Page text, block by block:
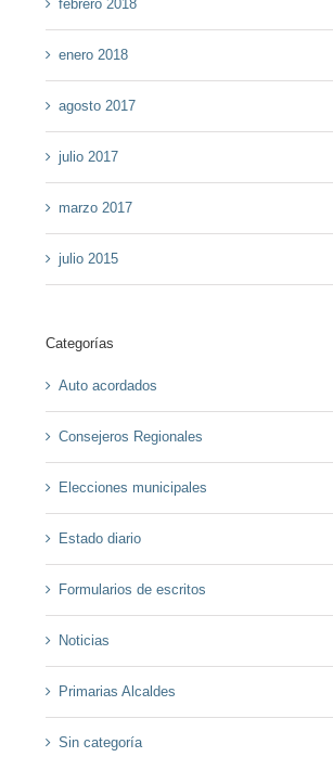
febrero 2018
enero 2018
agosto 2017
julio 2017
marzo 2017
julio 2015
Categorías
Auto acordados
Consejeros Regionales
Elecciones municipales
Estado diario
Formularios de escritos
Noticias
Primarias Alcaldes
Sin categoría